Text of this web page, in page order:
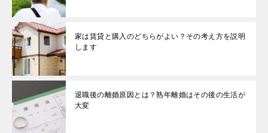
家は賃貸と購入のどちらがよい？その考え方を説明
します
退職後の離婚原因とは？熟年離婚はその後の生活が
大変